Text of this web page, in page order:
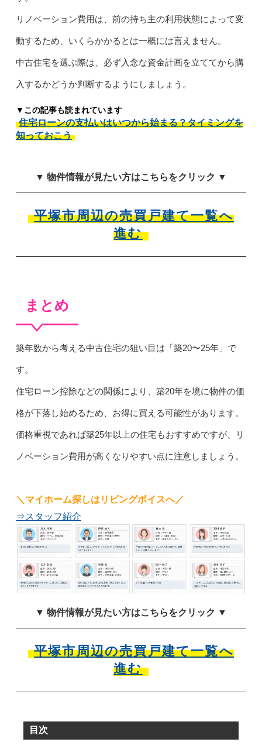
リノベーション費用は、前の持ち主の利用状態によって変
動するため、いくらかかるとは一概には言えません。
中古住宅を選ぶ際は、必ず入念な資金計画を立ててから購
入するかどうか判断するようにしましょう。
▼この記事も読まれています
住宅ローンの支払いはいつから始まる？タイミングを
知っておこう
▼ 物件情報が見たい方はこちらをクリック ▼
平塚市周辺の売買戸建て一覧へ
進む
まとめ
築年数から考える中古住宅の狙い目は「築20〜25年」で
す。
住宅ローン控除などの関係により、築20年を境に物件の価
格が下落し始めるため、お得に買える可能性があります。
価格重視であれば築25年以上の住宅もおすすめですが、リ
ノベーション費用が高くなりやすい点に注意しましょう。
＼マイホーム探しはリビングボイスへ／
⇒スタッフ紹介
▼ 物件情報が見たい方はこちらをクリック ▼
平塚市周辺の売買戸建て一覧へ
進む
目次